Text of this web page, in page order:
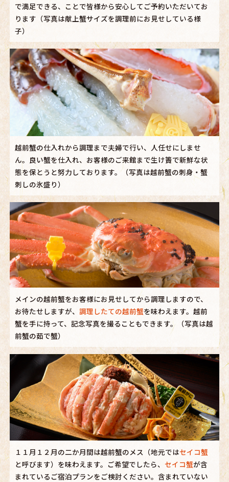
で満足できる、ことで皆様から安心してご予約いただいてお
ります（写真は献上蟹サイズを調理前にお見せしている様
子）
越前蟹の仕入れから調理まで夫婦で行い、人任せにしませ
ん。良い蟹を仕入れ、お客様のご来館まで生け簀で新鮮な状
態を保とうと努力しております。（写真は越前蟹の刺身・蟹
刺しの氷盛り）
メインの越前蟹をお客様にお見せしてから調理しますので、
お待たせしますが、調理したての越前蟹を味わえます。越前
蟹を手に持って、記念写真を撮ることもできます。（写真は越
前蟹の茹で蟹）
１１月１２月の二か月間は越前蟹のメス（地元ではセイコ蟹
と呼びます）を味わえます。ご希望でしたら、セイコ蟹が含
まれているご宿泊プランをご検討ください。含まれていない